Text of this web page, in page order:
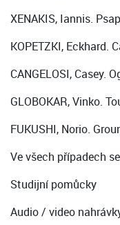
XENAKIS, Iannis.
KOPETZKI, Eckhard.
CANGELOSI, Casey.
GLOBOKAR, Vinko.
FUKUSHI, Norio.
Ve všech případech
Studijní pomůcky
Audio / video